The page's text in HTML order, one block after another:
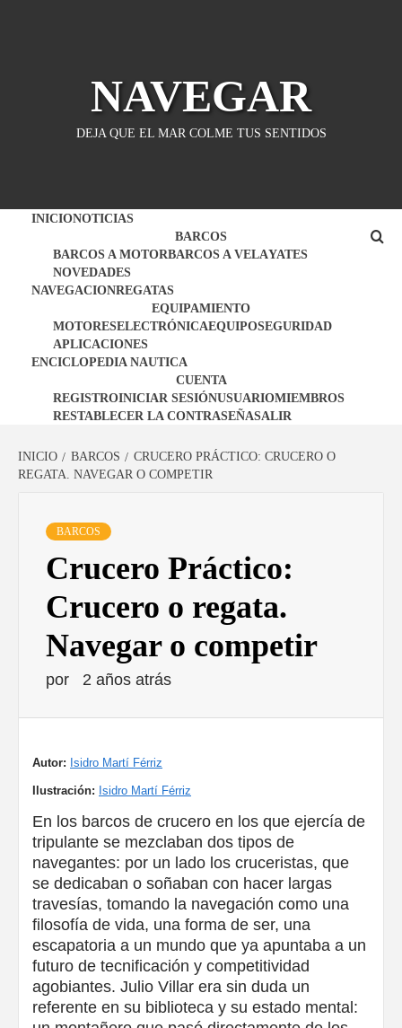
NAVEGAR
DEJA QUE EL MAR COLME TUS SENTIDOS
INICIONOTICIAS
BARCOS
BARCOS A MOTORBARCOS A VELAYATES
NOVEDADES
NAVEGACIONREGATAS
EQUIPAMIENTO
MOTORESELECTRÓNICAEQUIPOSEGURIDAD
APLICACIONES
ENCICLOPEDIA NAUTICA
CUENTA
REGISTROINICIAR SESIÓNUSUARIOMIEMBROS
RESTABLECER LA CONTRASEÑASALIR
INICIO BARCOS
CRUCERO PRÁCTICO: CRUCERO O
REGATA. NAVEGAR O COMPETIR
BARCOS
Crucero Práctico:
Crucero o regata.
Navegar o competir
por 2 años atrás
Autor: Isidro Martí Férriz
Ilustración: Isidro Martí Férriz
En los barcos de crucero en los que ejercía de
tripulante se mezclaban dos tipos de
navegantes: por un lado los cruceristas, que
se dedicaban o soñaban con hacer largas
travesías, tomando la navegación como una
filosofía de vida, una forma de ser, una
escapatoria a un mundo que ya apuntaba a un
futuro de tecnificación y competitividad
agobiantes. Julio Villar era sin duda un
referente en su biblioteca y su estado mental: